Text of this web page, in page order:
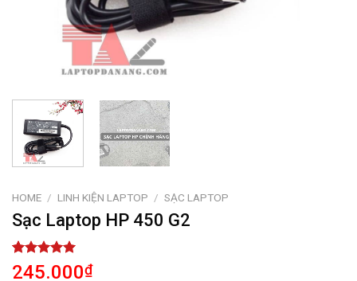
HOME / LINH KIỆN LAPTOP / SẠC LAPTOP
Sạc Laptop HP 450 G2
Rated 5.00
out of 5
2
245.000₫